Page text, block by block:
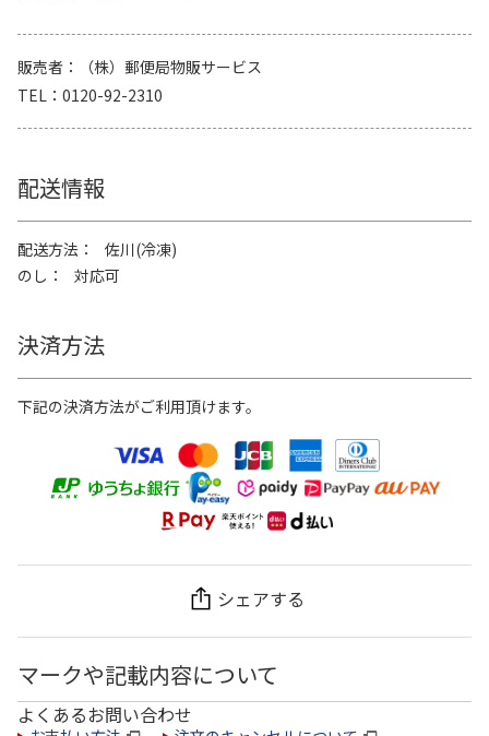
販売者
（株）郵便局物販サービス
TEL
0120-92-2310
配送情報
配送方法
佐川(冷凍)
のし
対応可
決済方法
下記の決済方法がご利用頂けます。
シェアする
マークや記載内容について
よくあるお問い合わせ